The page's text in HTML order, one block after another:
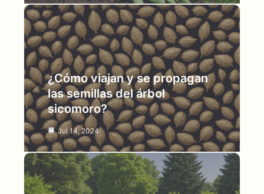
¿Cómo viajan y se propagan
las semillas del árbol
sicomoro?
Jul 14, 2024